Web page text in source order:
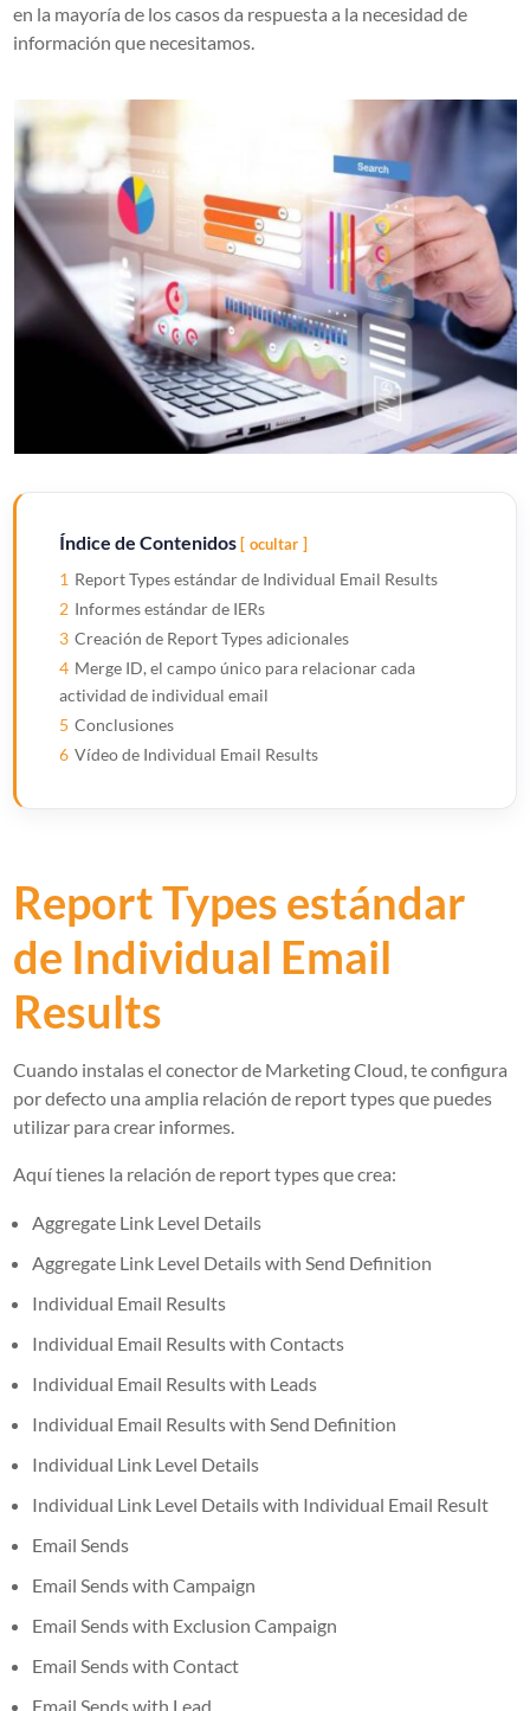
en la mayoría de los casos da respuesta a la necesidad de
información que necesitamos.
Índice de Contenidos ocultar
1 Report Types estándar de Individual Email Results
2 Informes estándar de IERs
3 Creación de Report Types adicionales
4 Merge ID, el campo único para relacionar cada
actividad de individual email
5 Conclusiones
6 Vídeo de Individual Email Results
Report Types estándar
de Individual Email
Results
Cuando instalas el conector de Marketing Cloud, te configura
por defecto una amplia relación de report types que puedes
utilizar para crear informes.
Aquí tienes la relación de report types que crea:
Aggregate Link Level Details
Aggregate Link Level Details with Send Definition
Individual Email Results
Individual Email Results with Contacts
Individual Email Results with Leads
Individual Email Results with Send Definition
Individual Link Level Details
Individual Link Level Details with Individual Email Result
Email Sends
Email Sends with Campaign
Email Sends with Exclusion Campaign
Email Sends with Contact
Email Sends with Lead